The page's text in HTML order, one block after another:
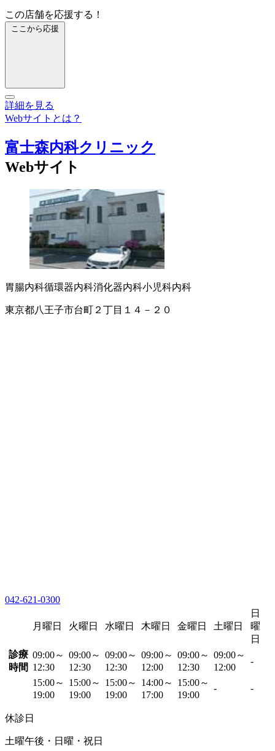
この店舗を応援する！
ここから応援
詳細を見る
Webサイトとは？
富士森内科クリニック
Webサイト
胃腸内科循環器内科消化器内科小児科内科
東京都八王子市台町２丁目１４－２０
042-621-0300
月曜日 火曜日 水曜日 木曜日 金曜日 土曜日
日
曜
日
診療
時間
09:00～
12:30
09:00～
12:30
09:00～
12:30
09:00～
12:00
09:00～
12:30
09:00～
12:00
-
15:00～
19:00
15:00～
19:00
15:00～
19:00
14:00～
17:00
15:00～
19:00
- -
休診日
土曜午後・日曜・祝日